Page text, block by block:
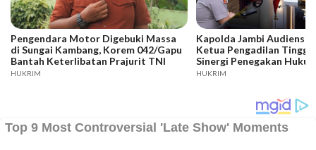
Pengendara Motor Digebuki Massa
di Sungai Kambang, Korem 042/Gapu
Bantah Keterlibatan Prajurit TNI
HUKRIM
Kapolda Jambi Audiensi
Ketua Pengadilan
Sinergi Penegakan
Kamtibmas
HUKRIM